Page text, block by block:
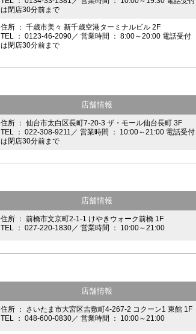
は閉店30分前まで
住所 ： 千歳市美々 新千歳空港ターミナルビル 2F
TEL ： 0123-46-2090／ 営業時間 ： 8:00～20:00 電話受付
は閉店30分前まで
店舗情報
住所 ： 仙台市太白区長町7-20-3 ザ・モール仙台長町 3F
TEL ： 022-308-9211／ 営業時間 ： 10:00～21:00 電話受付
は閉店30分前まで
店舗情報
住所 ： 前橋市文京町2-1-1 けやきウォーク前橋 1F
TEL ： 027-220-1830／ 営業時間 ： 10:00～21:00
店舗情報
住所 ： さいたま市大宮区吉敷町4-267-2 コクーン1 東館 1F
TEL ： 048-600-0830／ 営業時間 ： 10:00～21:00